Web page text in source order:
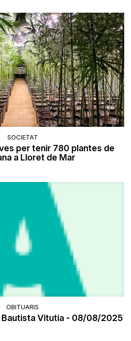
SOCIETAT
per tenir 780 plantes de
a Lloret de Mar
OBITUARIS
Bautista Vitutia - 08/08/2025